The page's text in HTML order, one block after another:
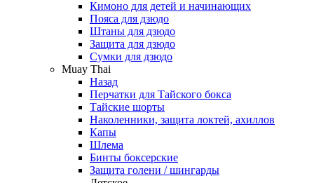
Кимоно для детей и начинающих
Пояса для дзюдо
Штаны для дзюдо
Защита для дзюдо
Сумки для дзюдо
Muay Thai
Назад
Перчатки для Тайского бокса
Тайские шорты
Наколенники, защита локтей, ахиллов
Капы
Шлема
Бинты боксерские
Защита голени / шингарды